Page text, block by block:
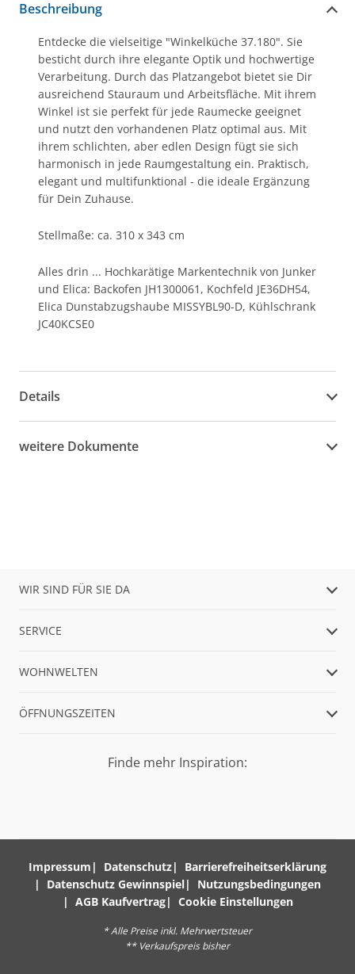
Beschreibung
Entdecke die vielseitige "Winkelküche 37.180". Sie
besticht durch ihre elegante Optik und hochwertige
Verarbeitung. Durch das Platzangebot bietet sie Dir
ausreichend Stauraum und Arbeitsfläche. Mit ihrem
Winkel ist sie perfekt für jede Raumecke geeignet
und nutzt den vorhandenen Platz optimal aus. Mit
ihrem schlichten, aber edlen Design fügt sie sich
harmonisch in jede Raumgestaltung ein. Praktisch,
elegant und multifunktional - die ideale Ergänzung
für Dein Zuhause.
Stellmaße: ca. 310 x 343 cm
Alles drin ... Hochkarätige Markentechnik von Junker
und Elica: Backofen JH1300061, Kochfeld JE36DH54,
Elica Dunstabzugshaube MISSYBL90-D, Kühlschrank
JC40KCSE0
Details
weitere Dokumente
WIR SIND FÜR SIE DA
SERVICE
WOHNWELTEN
ÖFFNUNGSZEITEN
Finde mehr Inspiration:
Impressum Datenschutz
Barrierefreiheitserklärung
Datenschutz Gewinnspiel
Nutzungsbedingungen
AGB Kaufvertrag
Cookie Einstellungen
* Alle Preise inkl. Mehrwertsteuer
** Verkaufspreis bisher